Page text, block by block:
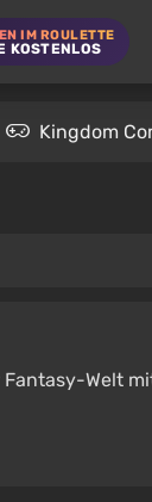
IM ROULETTE
KOSTENLOS
Kingdom
Welt